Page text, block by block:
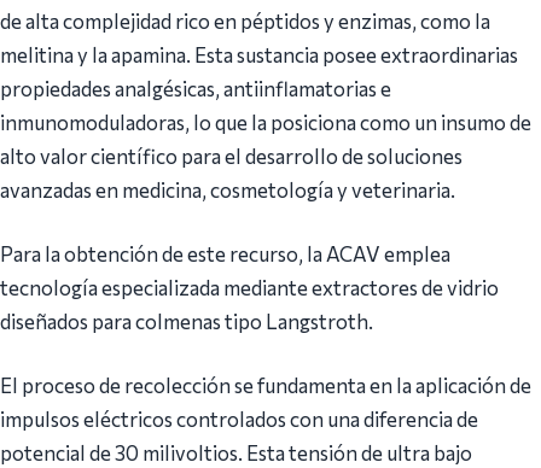
de alta complejidad rico en péptidos y enzimas, como la
melitina y la apamina. Esta sustancia posee extraordinarias
propiedades analgésicas, antiinflamatorias e
inmunomoduladoras, lo que la posiciona como un insumo de
alto valor científico para el desarrollo de soluciones
avanzadas en medicina, cosmetología y veterinaria.
Para la obtención de este recurso, la ACAV emplea
tecnología especializada mediante extractores de vidrio
diseñados para colmenas tipo Langstroth.
El proceso de recolección se fundamenta en la aplicación de
impulsos eléctricos controlados con una diferencia de
potencial de 30 milivoltios. Esta tensión de ultra bajo